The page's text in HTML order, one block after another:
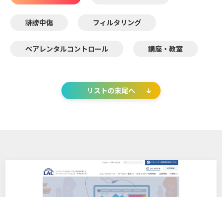
誹謗中傷 フィルタリング
ペアレンタルコントロール 講座・教室
リストの末尾へ